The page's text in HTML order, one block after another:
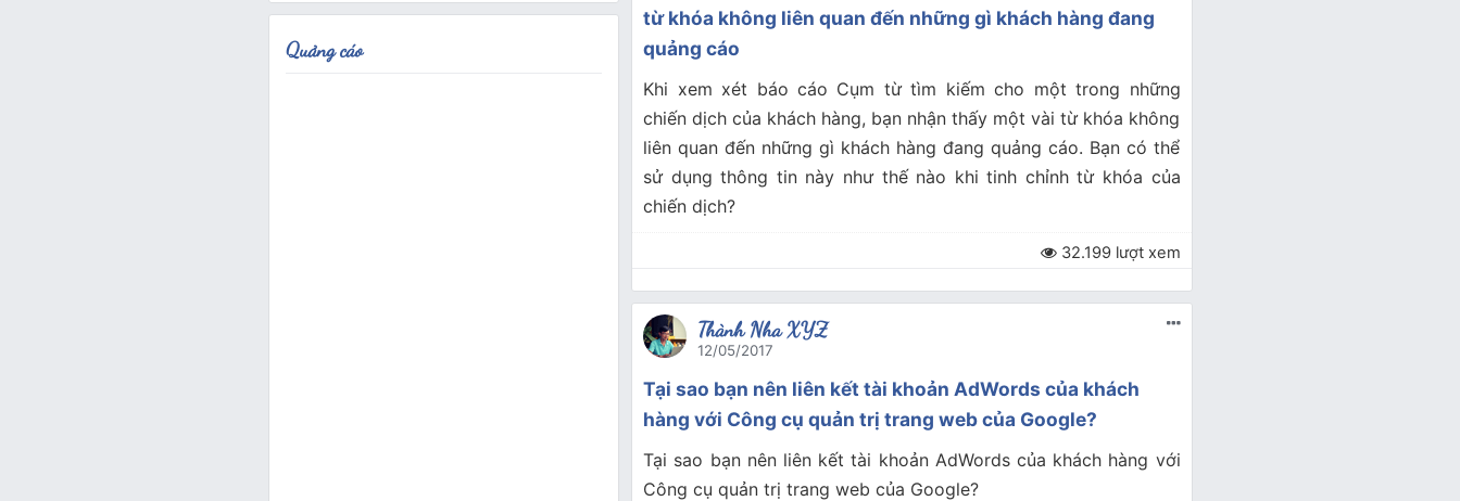
từ khóa không liên quan đến những gì khách hàng đang
quảng cáo
Khi xem xét báo cáo Cụm từ tìm kiếm cho một trong những
chiến dịch của khách hàng, bạn nhận thấy một vài từ khóa không
liên quan đến những gì khách hàng đang quảng cáo. Bạn có thể
sử dụng thông tin này như thế nào khi tinh chỉnh từ khóa của
chiến dịch?
32.199 lượt xem
Thành Nha XYZ
12/05/2017
Tại sao bạn nên liên kết tài khoản AdWords của khách
hàng với Công cụ quản trị trang web của Google?
Tại sao bạn nên liên kết tài khoản AdWords của khách hàng với
Công cụ quản trị trang web của Google?
Quảng cáo